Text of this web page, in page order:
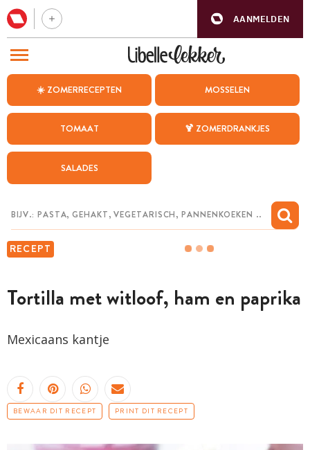
AANMELDEN
☀️ ZOMERRECEPTEN MOSSELEN
TOMAAT 🍹 ZOMERDRANKJES
SALADES
RECEPT
Tortilla met witloof, ham en paprika
Mexicaans kantje
BEWAAR DIT RECEPT PRINT DIT RECEPT
BEZOEK ONZE ANDERE WEBSITES
WEEKMENU
CHAT MET MAIA
MIJN BEWAARDE RECEPTEN